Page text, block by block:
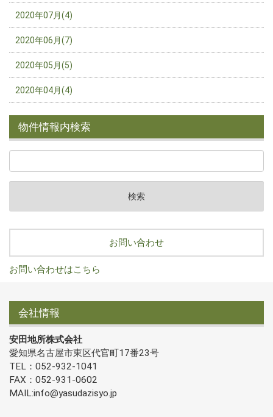
2020年07月(4)
2020年06月(7)
2020年05月(5)
2020年04月(4)
物件情報内検索
お問い合わせ
お問い合わせはこちら
会社情報
安田地所株式会社
愛知県名古屋市東区代官町17番23号
TEL：052-932-1041
FAX：052-931-0602
MAIL:info@yasudazisyo.jp